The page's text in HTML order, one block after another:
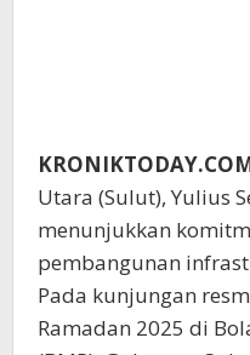
Utara (Sulut), Yulius
menunjukkan
pembangunan
Pada kunjungan
Ramadan 2025 di